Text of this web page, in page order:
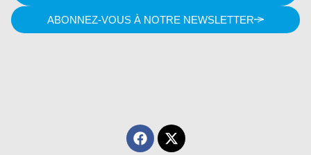
ABONNEZ-VOUS À NOTRE NEWSLETTER